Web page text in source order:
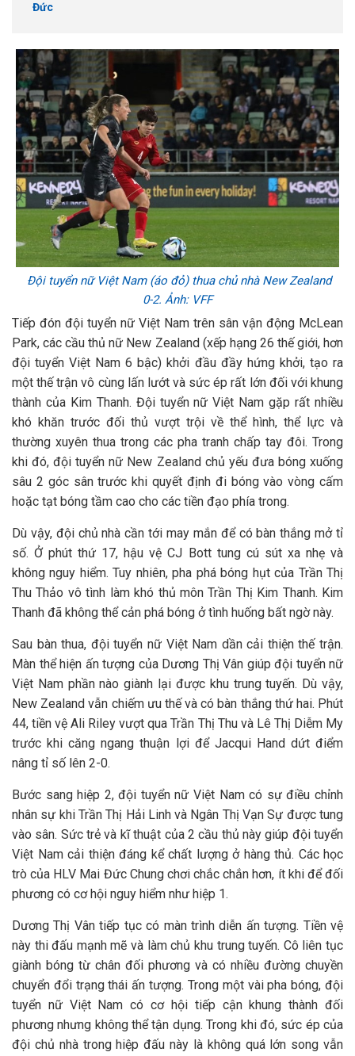
Đức
Đội tuyển nữ Việt Nam (áo đỏ) thua chủ nhà New Zealand
0-2. Ảnh: VFF
Tiếp đón đội tuyển nữ Việt Nam trên sân vận động McLean
Park, các cầu thủ nữ New Zealand (xếp hạng 26 thế giới, hơn
đội tuyển Việt Nam 6 bậc) khởi đầu đầy hứng khởi, tạo ra
một thế trận vô cùng lấn lướt và sức ép rất lớn đối với khung
thành của Kim Thanh. Đội tuyển nữ Việt Nam gặp rất nhiều
khó khăn trước đối thủ vượt trội về thể hình, thể lực và
thường xuyên thua trong các pha tranh chấp tay đôi. Trong
khi đó, đội tuyển nữ New Zealand chủ yếu đưa bóng xuống
sâu 2 góc sân trước khi quyết định đi bóng vào vòng cấm
hoặc tạt bóng tầm cao cho các tiền đạo phía trong.
Dù vậy, đội chủ nhà cần tới may mắn để có bàn thắng mở tỉ
số. Ở phút thứ 17, hậu vệ CJ Bott tung cú sút xa nhẹ và
không nguy hiểm. Tuy nhiên, pha phá bóng hụt của Trần Thị
Thu Thảo vô tình làm khó thủ môn Trần Thị Kim Thanh. Kim
Thanh đã không thể cản phá bóng ở tình huống bất ngờ này.
Sau bàn thua, đội tuyển nữ Việt Nam dần cải thiện thế trận.
Màn thể hiện ấn tượng của Dương Thị Vân giúp đội tuyển nữ
Việt Nam phần nào giành lại được khu trung tuyến. Dù vậy,
New Zealand vẫn chiếm ưu thế và có bàn thắng thứ hai. Phút
44, tiền vệ Ali Riley vượt qua Trần Thị Thu và Lê Thị Diễm My
trước khi căng ngang thuận lợi để Jacqui Hand dứt điểm
nâng tỉ số lên 2-0.
Bước sang hiệp 2, đội tuyển nữ Việt Nam có sự điều chỉnh
nhân sự khi Trần Thị Hải Linh và Ngân Thị Vạn Sự được tung
vào sân. Sức trẻ và kĩ thuật của 2 cầu thủ này giúp đội tuyển
Việt Nam cải thiện đáng kể chất lượng ở hàng thủ. Các học
trò của HLV Mai Đức Chung chơi chắc chắn hơn, ít khi để đối
phương có cơ hội nguy hiểm như hiệp 1.
Dương Thị Vân tiếp tục có màn trình diễn ấn tượng. Tiền vệ
này thi đấu mạnh mẽ và làm chủ khu trung tuyến. Cô liên tục
giành bóng từ chân đối phương và có nhiều đường chuyền
chuyển đổi trạng thái ấn tượng. Trong một vài pha bóng, đội
tuyển nữ Việt Nam có cơ hội tiếp cận khung thành đối
phương nhưng không thể tận dụng. Trong khi đó, sức ép của
đội chủ nhà trong hiệp đấu này là không quá lớn song vẫn